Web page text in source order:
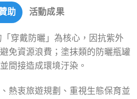
助 活動成果
穿戴防曬」為核心，因抗紫外
免資源浪費；塗抹類的防曬瓶罐
間接造成環境汙染。
熱衷旅遊規劃、重視生態保育並